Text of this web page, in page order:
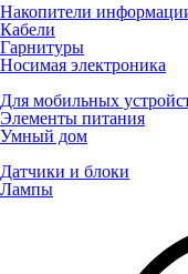
Накопители
Кабели
Гарнитуры
Носимая электроника
Для мобильных
Элементы питания
Умный дом
Датчики и блоки
Лампы